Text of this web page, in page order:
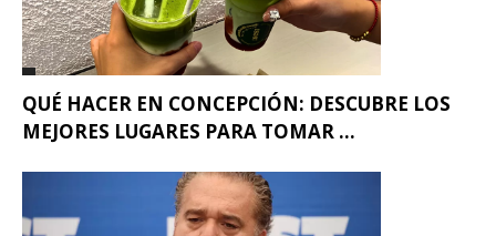
QUÉ HACER EN CONCEPCIÓN: DESCUBRE LOS
MEJORES LUGARES PARA TOMAR ...